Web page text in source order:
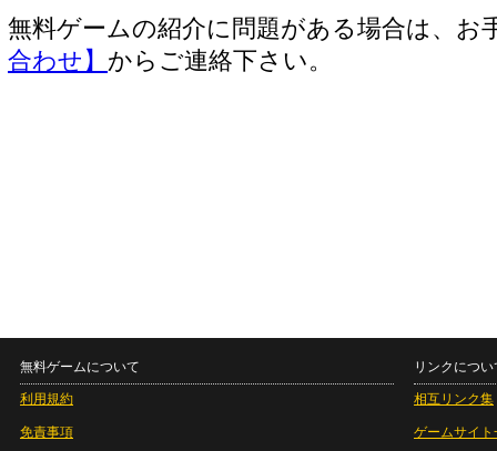
無料ゲームの紹介に問題がある場合は、お
合わせ】 からご連絡下さい。
無料ゲームについて
利用規約
免責事項
リンクについ
相互リンク集
ゲームサイト